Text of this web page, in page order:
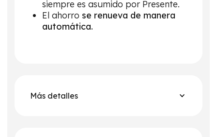
siempre es asumido por Presente.
El ahorro se renueva de manera
automática.
Más detalles